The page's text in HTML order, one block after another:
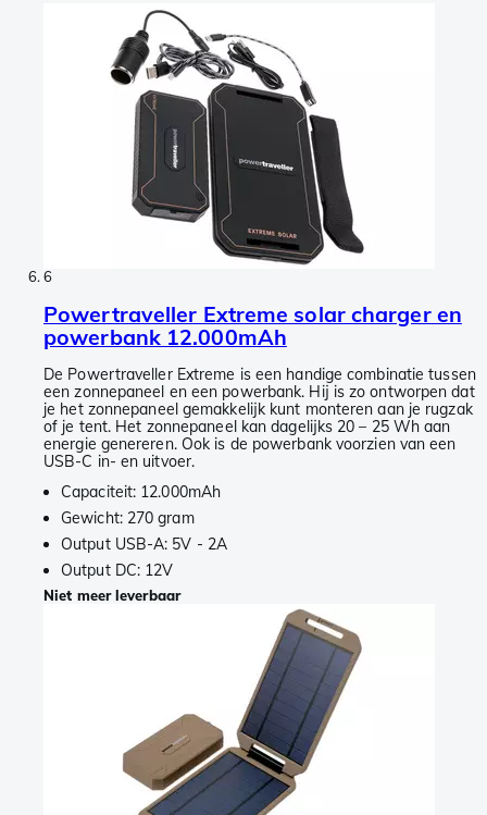
6
Powertraveller Extreme solar charger en
powerbank 12.000mAh
De Powertraveller Extreme is een handige combinatie tussen
een zonnepaneel en een powerbank. Hij is zo ontworpen dat
je het zonnepaneel gemakkelijk kunt monteren aan je rugzak
of je tent. Het zonnepaneel kan dagelijks 20 – 25 Wh aan
energie genereren. Ook is de powerbank voorzien van een
USB-C in- en uitvoer.
Capaciteit: 12.000mAh
Gewicht: 270 gram
Output USB-A: 5V - 2A
Output DC: 12V
Niet meer leverbaar